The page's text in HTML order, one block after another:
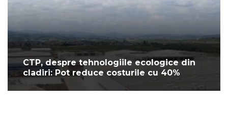
CTP, despre tehnologiile ecologice din
cladiri: Pot reduce costurile cu 40%